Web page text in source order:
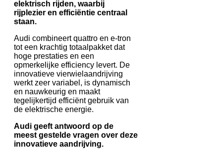
elektrisch rijden, waarbij
rijplezier en efficiëntie centraal
staan.
Audi combineert quattro en e-tron
tot een krachtig totaalpakket dat
hoge prestaties en een
opmerkelijke efficiency levert. De
innovatieve vierwielaandrijving
werkt zeer variabel, is dynamisch
en nauwkeurig en maakt
tegelijkertijd efficiënt gebruik van
de elektrische energie.
Audi geeft antwoord op de
meest gestelde vragen over deze
innovatieve aandrijving.